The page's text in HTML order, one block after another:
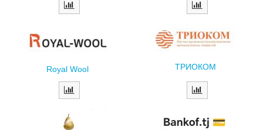
Royal Wool ТРИОКОМ